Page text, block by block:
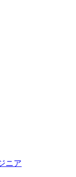
ニア